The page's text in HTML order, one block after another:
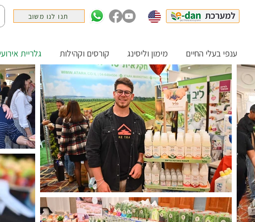
תנו לנו משוב
ענפי בעלי החיים מימון וליסינג קורסים וקהילות גלריית